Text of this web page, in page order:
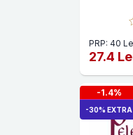
PRP: 40
27.4
-1.4%
-30% EXTRA